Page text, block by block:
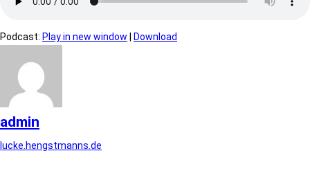
Podcast: Play in new window Download
admin
lucke.hengstmanns.de